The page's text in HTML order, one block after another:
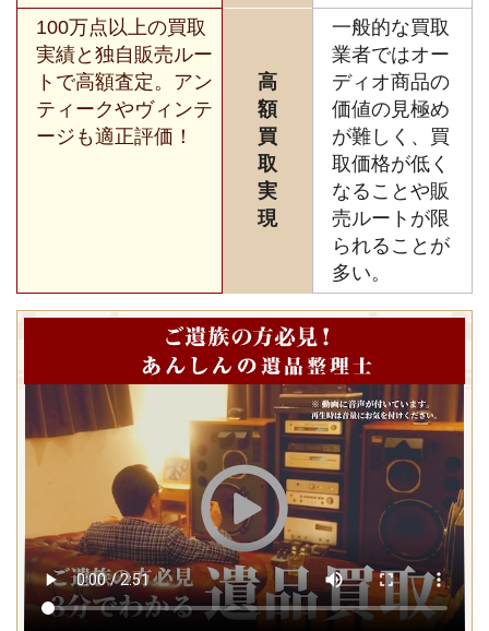
100万点以上の買取
実績と独自販売ルー
トで高額査定。アン
ティークやヴィンテ
ージも適正評価！
高
額
買
取
実
現
一般的な買取
業者ではオー
ディオ商品の
価値の見極め
が難しく、買
取価格が低く
なることや販
売ルートが限
られることが
多い。